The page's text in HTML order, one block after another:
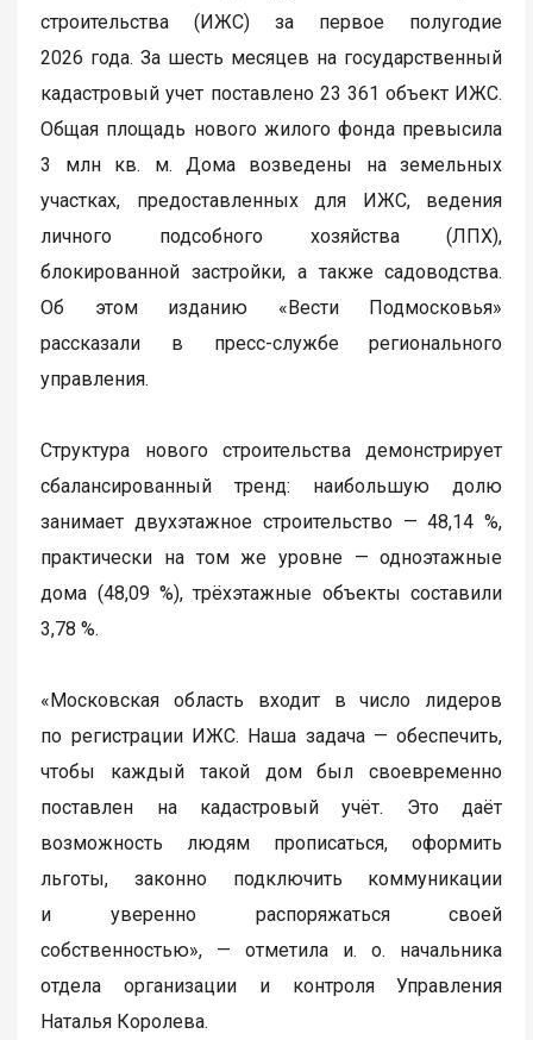
строительства (ИЖС) за первое полугодие
2026 года. За шесть месяцев на государственный
кадастровый учет поставлено 23 361 объект ИЖС.
Общая площадь нового жилого фонда превысила
3 млн кв. м. Дома возведены на земельных
участках, предоставленных для ИЖС, ведения
личного подсобного хозяйства (ЛПХ),
блокированной застройки, а также садоводства.
Об этом изданию «Вести Подмосковья»
рассказали в пресс-службе регионального
управления.
Структура нового строительства демонстрирует
сбалансированный тренд: наибольшую долю
занимает двухэтажное строительство — 48,14 %,
практически на том же уровне — одноэтажные
дома (48,09 %), трёхэтажные объекты составили
3,78 %.
«Московская область входит в число лидеров
по регистрации ИЖС. Наша задача — обеспечить,
чтобы каждый такой дом был своевременно
поставлен на кадастровый учёт. Это даёт
возможность людям прописаться, оформить
льготы, законно подключить коммуникации
и уверенно распоряжаться своей
собственностью», — отметила и. о. начальника
отдела организации и контроля Управления
Наталья Королева.